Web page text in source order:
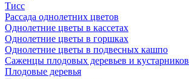
Тисc
Рассада однолетних цветов
Однолетние цветы в кассетах
Однолетние цветы в горшках
Однолетние цветы в подвесных кашпо
Саженцы плодовых деревьев и кустарников
Плодовые деревья